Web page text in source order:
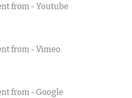
from - Youtube
from - Vimeo
from - Google